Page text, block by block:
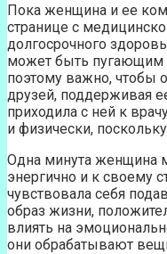
Пока женщина и ее
странице с
долгосрочного
может быть
поэтому важно, чтобы
друзей, поддерживая
приходила с ней к
и физически,
Одна минута женщина
энергично и к своему
чувствовала себя
образ жизни,
влиять на
они обрабатывают